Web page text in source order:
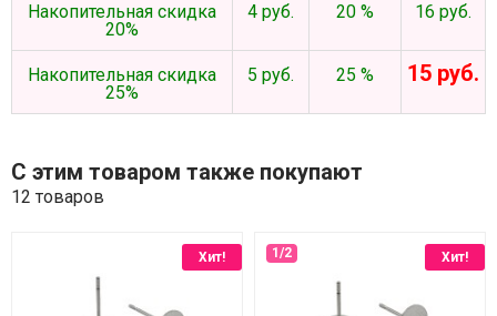
Накопительная скидка
20%
4 руб. 20 % 16 руб.
Накопительная скидка
25%
5 руб. 25 % 15 руб.
С этим товаром также покупают
12 товаров
Хит! Хит!